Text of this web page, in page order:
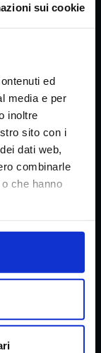
sui cookie
ed
media e per
inoltre
sito con i
dati web,
combinarle
che hanno
e